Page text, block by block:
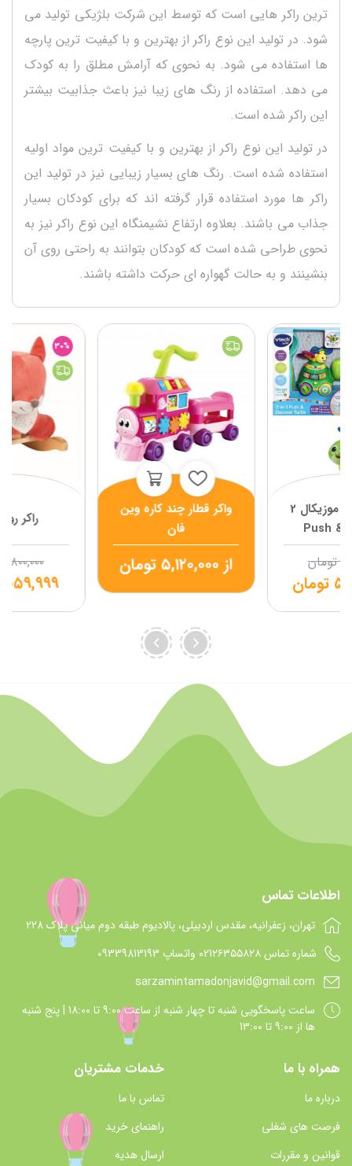
ترین راکر هایی است که توسط این شرکت بلژیکی تولید می
شود. در تولید این نوع راکر از بهترین و با کیفیت ترین پارچه
ها استفاده می شود. به نحوی که آرامش مطلق را به کودک
می دهد. استفاده از رنگ های زیبا نیز باعث جذابیت بیشتر
این راکر شده است.
در تولید این نوع راکر از بهترین و با کیفیت ترین مواد اولیه
استفاده شده است. رنگ های بسیار زیبایی نیز در تولید این
راکر ها مورد استفاده قرار گرفته اند که برای کودکان بسیار
جذاب می باشند. بعلاوه ارتفاع نشیمنگاه این نوع راکر نیز به
نحوی طراحی شده است که کودکان بتوانند به راحتی روی آن
بنشینند و به حالت گهواره ای حرکت داشته باشند.
واکر لاکپشت موزیکال 2
در 1 مدل Push &
Discover Turtle وی
تومان
تومان
واکر قطار چند کاره وین
فان
از ۵,۱۲۰,۰۰۰تومان
30%
راکر
۵,۸۰۰,۰۰۰
اطلاعات تماس
تهران، زعفرانیه، مقدس اردبیلی، پالادیوم طبقه دوم میانی پلاک 228
شماره تماس 021۲۶۳۵۵۸۲۸ واتساپ 09339813193
sarzamintamadonjavid@gmail.com
ساعت پاسخگويي شنبه تا چهار شنبه از ساعت 9:00 تا 18:00 | پنج شنبه
ها از 9:00 تا 13:00
همراه با ما
درباره ما
فرصت های شغلی
قوانین و مقررات
خدمات مشتریان
تماس با ما
راهنمای خرید
ارسال هدیه